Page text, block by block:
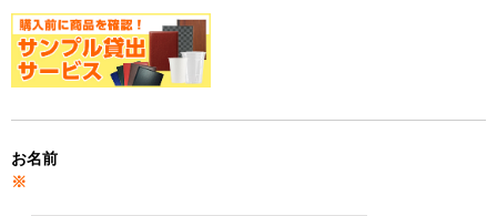
お名前
※